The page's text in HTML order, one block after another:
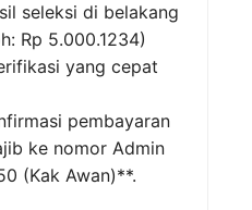
seleksi di belakang
Rp 5.000.1234)
yang cepat
pembayaran
ke nomor Admin
(Kak Awan)**.